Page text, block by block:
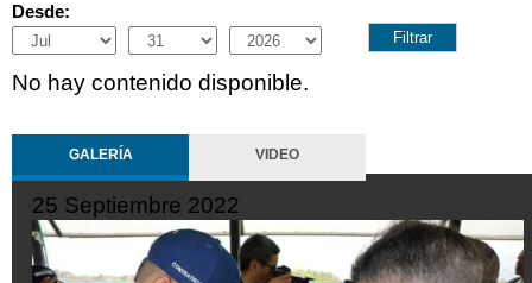
Desde:
Month
Day Year
No hay contenido disponible.
GALERÍA VIDEO
25 Septiembre 2022